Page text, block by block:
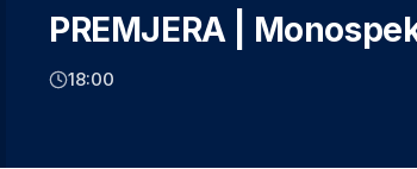
PREMJERA |
18:00